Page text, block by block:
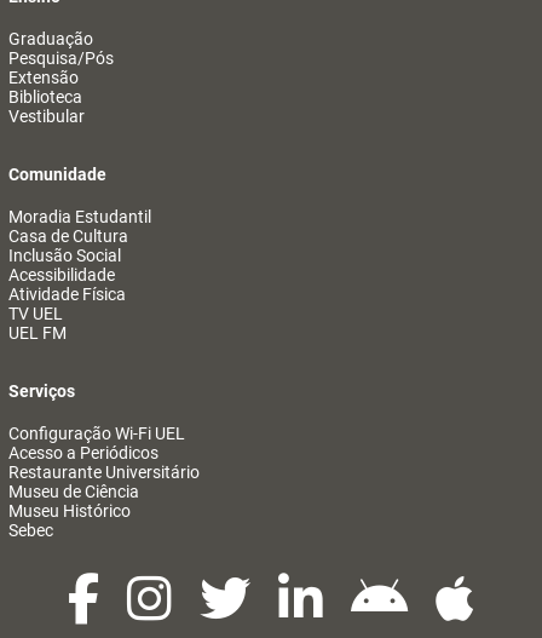
Graduação
Pesquisa/Pós
Extensão
Biblioteca
Vestibular
Comunidade
Moradia Estudantil
Casa de Cultura
Inclusão Social
Acessibilidade
Atividade Física
TV UEL
UEL FM
Serviços
Configuração Wi-Fi UEL
Acesso a Periódicos
Restaurante Universitário
Museu de Ciência
Museu Histórico
Sebec